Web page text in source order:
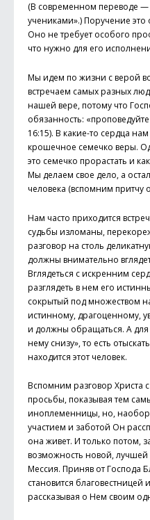
(В современном переводе
учениками».) Поручение это
Оно не требует особого
что нужно для его
Мы идем по жизни с верой
встречаем самых разных
нашей вере, потому что
обязанность:
16:15). В какие-то сердца
крошечное семечко веры.
это семечко прорастать и
Мы делаем свое дело, а
человека (вспомним притчу
Нам часто приходится
судьбы изломаны,
разговор на столь
должны внимательно
Вглядеться с искренним
разглядеть в нем его
сокрытый под множеством
истинному, драгоценному,
и должны обращаться. А для
нему снизу», то есть
находится этот человек.
Вспомним разговор Христа
просьбы, показывая тем
иноплеменницы, но,
участием и заботой Он
она живет. И только потом,
возможность новой, лучшей
Мессия. Приняв от Господа
становится благовестницей
рассказывая о Нем своим